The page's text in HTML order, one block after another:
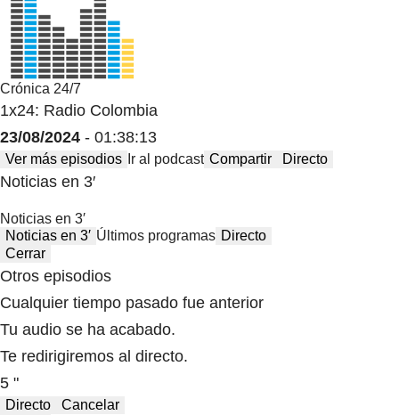
Crónica 24/7
1x24: Radio Colombia
23/08/2024 - 01:38:13
Ver más episodios Ir al podcast Compartir Directo
Noticias en 3′
Noticias en 3′
Noticias en 3′ Últimos programas Directo
Cerrar
Otros episodios
Cualquier tiempo pasado fue anterior
Tu audio se ha acabado.
Te redirigiremos al directo.
5 "
Directo Cancelar